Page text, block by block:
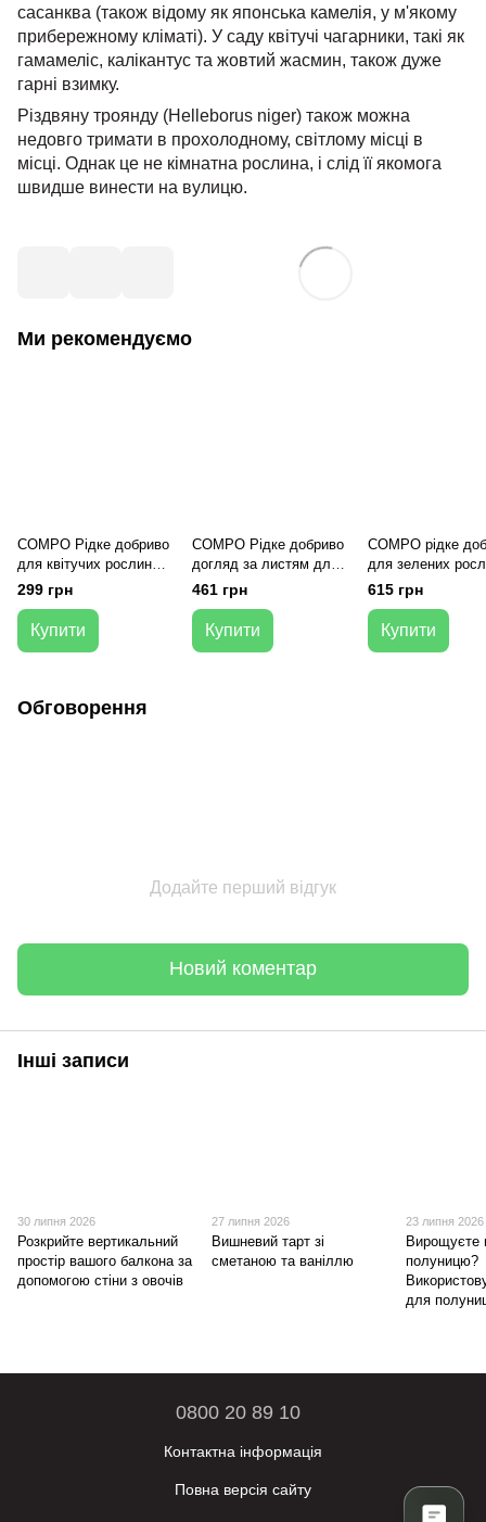
сасанква (також відому як японська камелія, у м'якому
прибережному кліматі). У саду квітучі чагарники, такі як
гамамеліс, калікантус та жовтий жасмин, також дуже
гарні взимку.
Різдвяну троянду (Helleborus niger) також можна
недовго тримати в прохолодному, світлому місці в
місці. Однак це не кімнатна рослина, і слід її якомога
швидше винести на вулицю.
Ми рекомендуємо
COMPO Рідке добриво
для квітучих рослин
500 мл
299 грн
Купити
COMPO Рідке добриво
догляд за листям для
зелених рослин 500 мл
461 грн
Купити
COMPO рідке
для зелених
пальм 1 л
615 грн
Купити
Обговорення
Додайте перший відгук
Новий коментар
Інші записи
30 липня 2026
Розкрийте вертикальний
простір вашого балкона за
допомогою стіни з овочів
27 липня 2026
Вишневий тарт зі
сметаною та ваніллю
23 липня 2026
Вирощуєте
полуницю?
для
0800 20 89 10
Контактна інформація
Повна версія сайту